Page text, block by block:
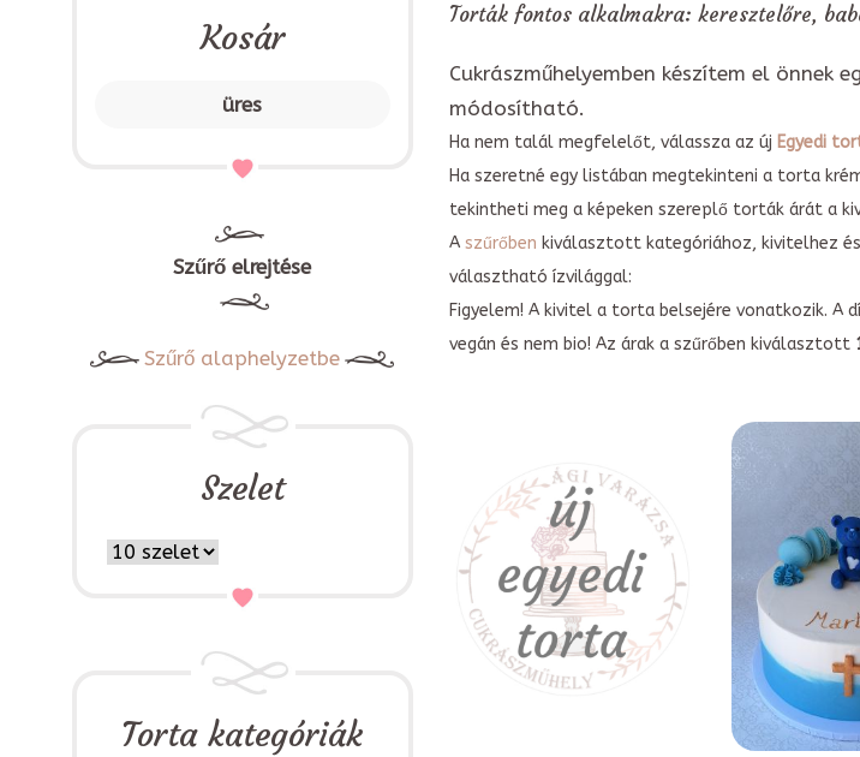
Kosár
üres
Szűrő elrejtése
Szűrő alaphelyzetbe
Szelet
Torta kategóriák
Torták fontos alkalmakra: keresztelőre,
Cukrászműhelyemben készítem el
módosítható.
Ha nem talál megfelelőt, válassza az új Egyedi
Ha szeretné egy listában megtekinteni a torta
tekintheti meg a képeken szereplő torták árát a
A szűrőben kiválasztott kategóriához, kivitelhez
választható ízvilággal:
Figyelem! A kivitel a torta belsejére vonatkozik.
vegán és nem bio! Az árak a szűrőben kiválasztott